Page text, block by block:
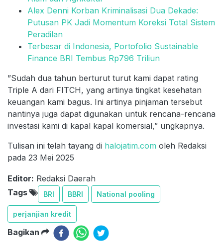
Alex Denni Korban Kriminalisasi Dua Dekade:
Putusan PK Jadi Momentum Koreksi Total Sistem
Peradilan
Terbesar di Indonesia, Portofolio Sustainable
Finance BRI Tembus Rp796 Triliun
”Sudah dua tahun berturut turut kami dapat rating
Triple A dari FITCH, yang artinya tingkat kesehatan
keuangan kami bagus. Ini artinya pinjaman tersebut
nantinya juga dapat digunakan untuk rencana-rencana
investasi kami di kapal kapal komersial,” ungkapnya.
Tulisan ini telah tayang di halojatim.com oleh Redaksi
pada 23 Mei 2025
Editor: Redaksi Daerah
Tags
BRI BBRI National pooling
perjanjian kredit
Bagikan